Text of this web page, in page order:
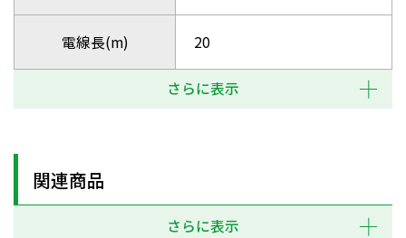
電線長(m) 20
さらに表示
関連商品
さらに表示